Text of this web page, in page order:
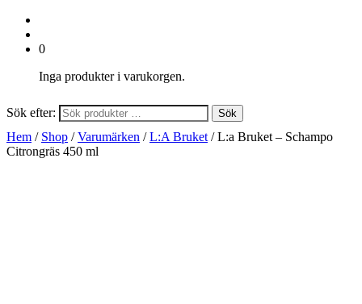
0
Inga produkter i varukorgen.
Sök efter: Sök
Hem / Shop /Varumärken /L:A Bruket / L:a Bruket – Schampo
Citrongräs 450 ml